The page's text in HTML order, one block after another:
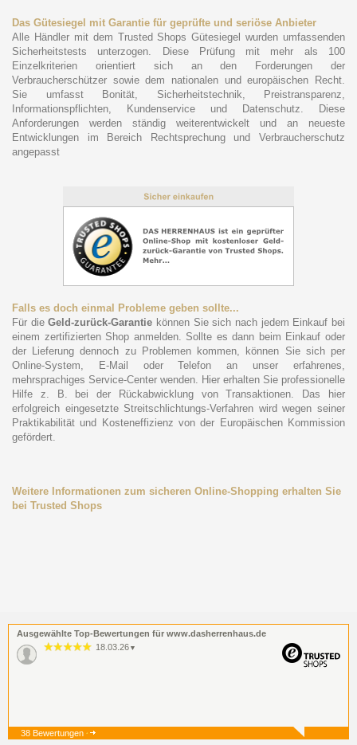
Das Gütesiegel mit Garantie für geprüfte und seriöse Anbieter
Alle Händler mit dem Trusted Shops Gütesiegel wurden umfassenden
Sicherheitstests unterzogen. Diese Prüfung mit mehr als 100
Einzelkriterien orientiert sich an den Forderungen der
Verbraucherschützer sowie dem nationalen und europäischen Recht.
Sie umfasst Bonität, Sicherheitstechnik, Preistransparenz,
Informationspflichten, Kundenservice und Datenschutz. Diese
Anforderungen werden ständig weiterentwickelt und an neueste
Entwicklungen im Bereich Rechtsprechung und Verbraucherschutz
angepasst
Falls es doch einmal Probleme geben sollte...
Für dieGeld-zurück-Garantie können Sie sich nach jedem Einkauf bei
einem zertifizierten Shop anmelden. Sollte es dann beim Einkauf oder
der Lieferung dennoch zu Problemen kommen, können Sie sich per
Online-System, E-Mail oder Telefon an unser erfahrenes,
mehrsprachiges Service-Center wenden. Hier erhalten Sie professionelle
Hilfe z. B. bei der Rückabwicklung von Transaktionen. Das hier
erfolgreich eingesetzte Streitschlichtungs-Verfahren wird wegen seiner
Praktikabilität und Kosteneffizienz von der Europäischen Kommission
gefördert.
Weitere Informationen zum sicheren Online-Shopping erhalten Sie
bei Trusted Shops
Ausgewählte Top-Bewertungen für www.dasherrenhaus.de
18.03.26 ▼
▼
38 Bewertungen